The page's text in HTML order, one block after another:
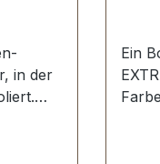
in der
Ein